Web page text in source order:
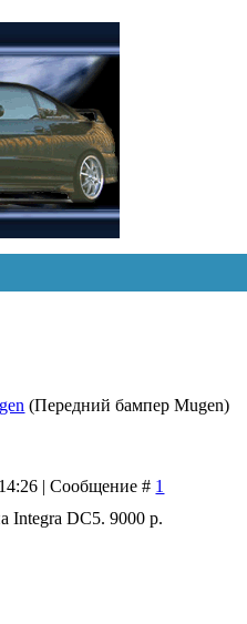
(Передний бампер Mugen)
| Сообщение # 1
Integra DC5. 9000 р.